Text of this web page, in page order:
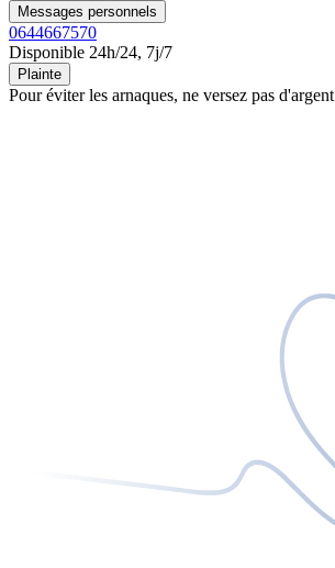
Messages personnels
0644667570
Disponible 24h/24, 7j/7
Plainte
Pour éviter les arnaques, ne versez pas